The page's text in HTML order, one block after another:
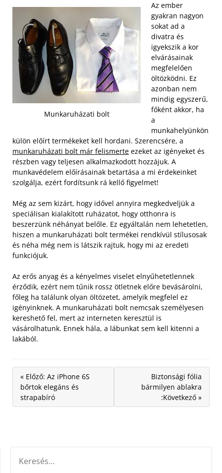
Munkaruházati bolt
Az ember
gyakran nagyon
sokat ad a
divatra és
igyekszik a kor
elvárásainak
megfelelően
öltözködni. Ez
azonban nem
mindig egyszerű,
főként akkor, ha
a
munkahelyünkön
külön előírt termékeket kell hordani. Szerencsére, a
munkaruházati bolt már felismerte ezeket az igényeket és
részben vagy teljesen alkalmazkodott hozzájuk. A
munkavédelem előírásainak betartása a mi érdekeinket
szolgálja, ezért fordítsunk rá kellő figyelmet!
Még az sem kizárt, hogy idővel annyira megkedveljük a
speciálisan kialakított ruházatot, hogy otthonra is
beszerzünk néhányat belőle. Ez egyáltalán nem lehetetlen,
hiszen a munkaruházati bolt termékei rendkívül stílusosak
és néha még nem is látszik rajtuk, hogy mi az eredeti
funkciójuk.
Az erős anyag és a kényelmes viselet elnyűhetetlennek
érződik, ezért nem tűnik rossz ötletnek előre bevásárolni,
főleg ha találunk olyan öltözetet, amelyik megfelel ez
igényinknek. A munkaruházati bolt nemcsak személyesen
kereshető fel, mert az interneten keresztül is
vásárolhatunk. Ennek hála, a lábunkat sem kell kitenni a
lakából.
« Előző: Az iPhone 6S
bőrtok elegáns és
strapabíró
Biztonsági fólia
bármilyen ablakra
:Következő »